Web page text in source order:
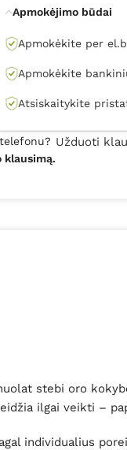
Apmokėjimo būdai
Apmokėkite per
Apmokėkite
Atsiskaitykite
klausimą.
Užduoti
stebi oro
ilgai veikti –
individualius